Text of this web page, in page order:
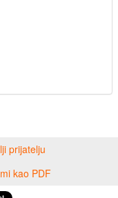
prijatelju
kao PDF